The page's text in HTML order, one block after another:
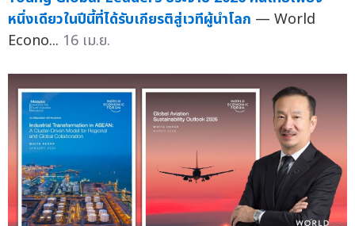
หนึ่งเดียวในปีนี้ที่ได้รับเกียรติสู่เวทีผู้นำโลก — World
Econo... 16 เม.ย.